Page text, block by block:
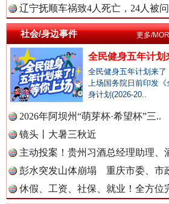
中国公
中国法
中国法
春天里的科技盛宴
巳巳如意，开工大吉！
辽宁抚顺车祸致4人死亡，24人被
社会/身边事件
全民健身五年计划
全民健身五年计划来了
上场国务院日前印发《
身计划(2026-20..
2026年阿坝州“萌芽杯·希望杯”三..
镜头丨大暑三秋近
主动投案！贵州习酒总经理助理、
彭水突发山体崩塌 重庆市委、市
休假、工资、社保、就业！全方位
更多/